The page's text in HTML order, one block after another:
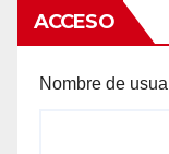
ACCESO
Nombre de